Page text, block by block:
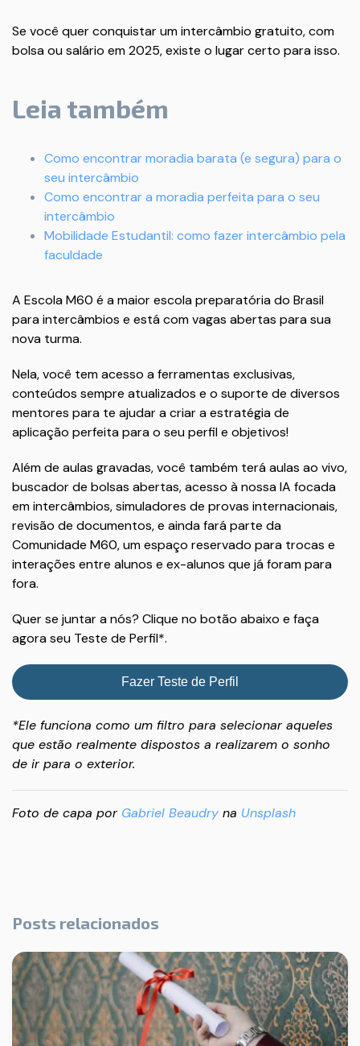
Se você quer conquistar um intercâmbio gratuito, com
bolsa ou salário em 2025, existe o lugar certo para isso.
Leia também
Como encontrar moradia barata (e segura) para o
seu intercâmbio
Como encontrar a moradia perfeita para o seu
intercâmbio
Mobilidade Estudantil: como fazer intercâmbio pela
faculdade
A Escola M60 é a maior escola preparatória do Brasil
para intercâmbios e está com vagas abertas para sua
nova turma.
Nela, você tem acesso a ferramentas exclusivas,
conteúdos sempre atualizados e o suporte de diversos
mentores para te ajudar a criar a estratégia de
aplicação perfeita para o seu perfil e objetivos!
Além de aulas gravadas, você também terá aulas ao vivo,
buscador de bolsas abertas, acesso à nossa IA focada
em intercâmbios, simuladores de provas internacionais,
revisão de documentos, e ainda fará parte da
Comunidade M60, um espaço reservado para trocas e
interações entre alunos e ex-alunos que já foram para
fora.
Quer se juntar a nós? Clique no botão abaixo e faça
agora seu Teste de Perfil*.
Fazer Teste de Perfil
*Ele funciona como um filtro para selecionar aqueles
que estão realmente dispostos a realizarem o sonho
de ir para o exterior.
Foto de capa por Gabriel Beaudry na Unsplash
Posts relacionados